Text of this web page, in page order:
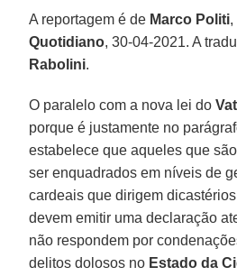
A reportagem é de Marco Politi,
Quotidiano, 30-04-2021. A
Rabolini.
O paralelo com a nova lei do
porque é justamente no
estabelece que aqueles que
ser enquadrados em níveis de
cardeais que dirigem
devem emitir uma declaração
não respondem por
delitos dolosos no Estado da